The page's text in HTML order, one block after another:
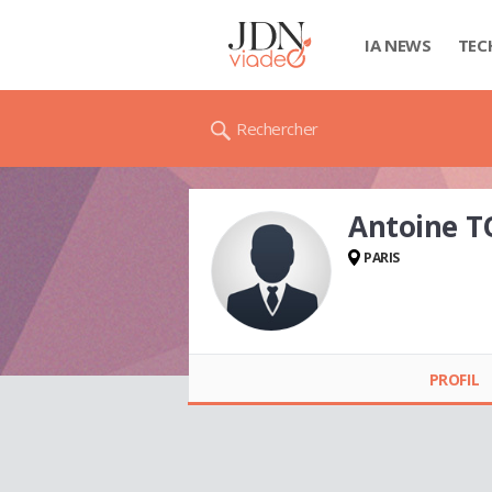
IA NEWS
Rechercher
Antoine
PARIS
PROFIL